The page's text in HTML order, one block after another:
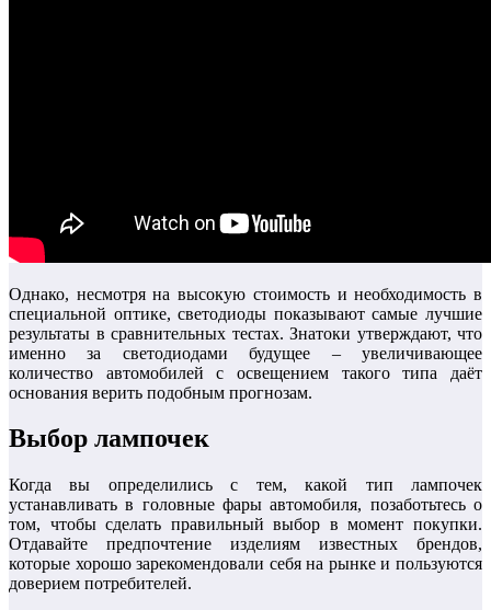
Однако, несмотря на высокую стоимость и необходимость в
специальной оптике, светодиоды показывают самые лучшие
результаты в сравнительных тестах. Знатоки утверждают, что
именно за светодиодами будущее – увеличивающее
количество автомобилей с освещением такого типа даёт
основания верить подобным прогнозам.
Выбор лампочек
Когда вы определились с тем, какой тип лампочек
устанавливать в головные фары автомобиля, позаботьтесь о
том, чтобы сделать правильный выбор в момент покупки.
Отдавайте предпочтение изделиям известных брендов,
которые хорошо зарекомендовали себя на рынке и пользуются
доверием потребителей.